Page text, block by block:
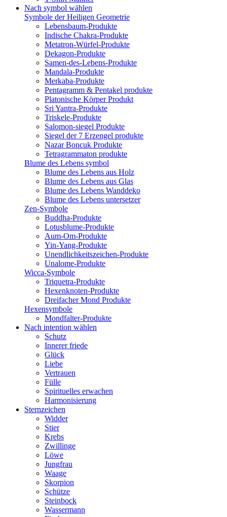
Nach symbol wählen
Symbole der Heiligen Geometrie
Lebensbaum-Produkte
Indische Chakra-Produkte
Metatron-Würfel-Produkte
Dekagon-Produkte
Samen-des-Lebens-Produkte
Mandala-Produkte
Merkaba-Produkte
Pentagramm & Pentakel produkte
Platonische Körper Produkt
Sri Yantra-Produkte
Triskele-Produkte
Salomon-siegel Produkte
Siegel der 7 Erzengel produkte
Nazar Boncuk Produkte
Tetragrammaton produkte
Blume des Lebens symbol​
Blume des Lebens aus Holz
Blume des Lebens aus Glas
Blume des Lebens Wanddeko
Blume des Lebens untersetzer
Zen-Symbole
Buddha-Produkte
Lotusblume-Produkte
Aum-Om-Produkte
Yin-Yang-Produkte
Unendlichkeitszeichen-Produkte
Unalome-Produkte
Wicca-Symbole
Triquetra-Produkte
Hexenknoten-Produkte
Dreifacher Mond Produkte
Hexensymbole
Mondfalter-Produkte
Nach intention wählen
Schutz
Innerer friede
Glück
Liebe
Vertrauen
Fülle
Spirituelles erwachen
Harmonisierung
Sternzeichen
Widder
Stier
Krebs
Zwillinge
Löwe
Jungfrau
Waage
Skorpion
Schütze
Steinbock
Wassermann